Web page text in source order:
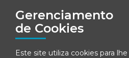
Gerenciamento
de Cookies
Este site utiliza cookies para
Concordo em receber